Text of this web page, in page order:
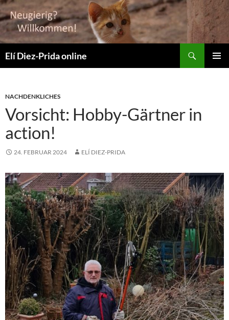
Elí Diez-Prida online
NACHDENKLICHES
Vorsicht: Hobby-Gärtner in
action!
24. FEBRUAR 2024 ELÍ DIEZ-PRIDA